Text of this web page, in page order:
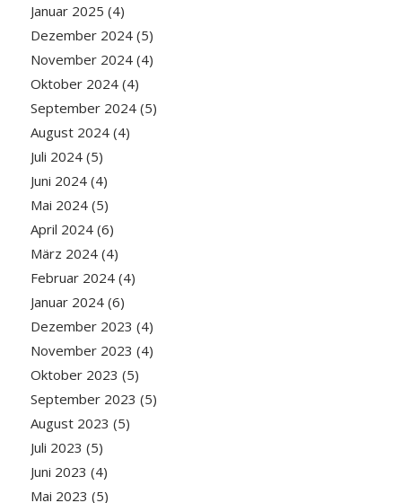
Januar 2025 (4)
Dezember 2024(5)
November 2024(4)
Oktober 2024(4)
September 2024(5)
August 2024(4)
Juli 2024(5)
Juni 2024(4)
Mai 2024(5)
April 2024(6)
März 2024(4)
Februar 2024(4)
Januar 2024(6)
Dezember 2023 (4)
November 2023 (4)
Oktober 2023 (5)
September 2023 (5)
August 2023 (5)
Juli 2023 (5)
Juni 2023 (4)
Mai 2023 (5)